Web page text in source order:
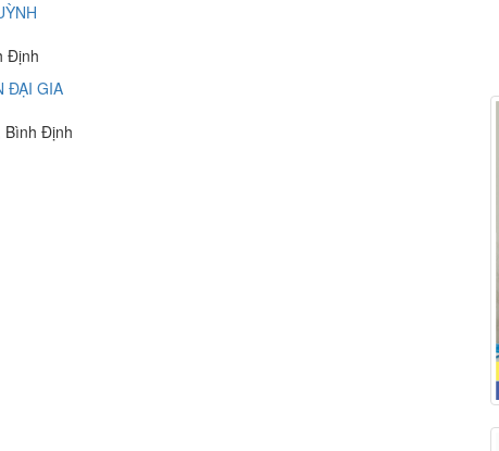
Định
ĐẠI GIA
Bình Định